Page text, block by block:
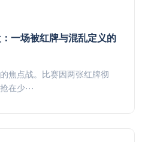
一场被红牌与混乱定义的
焦点战。比赛因两张红牌彻
在少···